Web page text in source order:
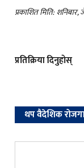
प्रकाशित मिति:
प्रतिक्रिया दिनुहोस्
थप वैदेशिक